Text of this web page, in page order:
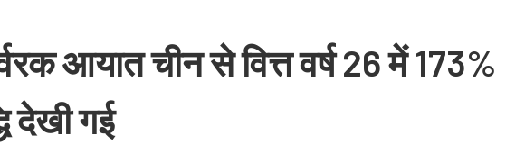
आयात चीन से वित्त वर्ष 26 में 173%
देखी गई